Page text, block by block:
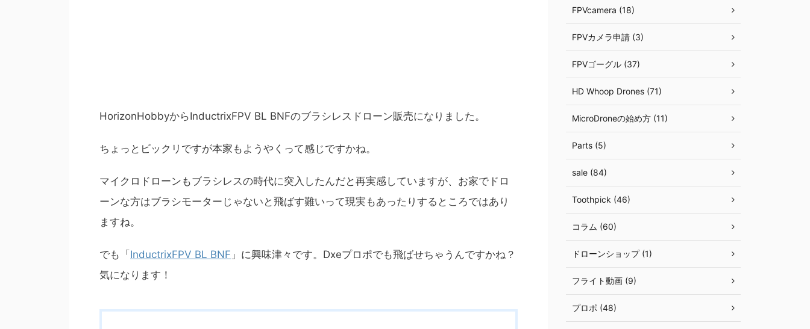
HorizonHobbyからInductrixFPV BL BNFのブラシレスドローン販売になりました。
ちょっとビックリですが本家もようやくって感じですかね。
マイクロドローンもブラシレスの時代に突入したんだと再実感していますが、お家でドロ
ーンな方はブラシモーターじゃないと飛ばす難いって現実もあったりするところではあり
ますね。
でも「 InductrixFPV BL BNF 」に興味津々です。Dxeプロポでも飛ばせちゃうんですかね？
気になります！
FPVcamera (18)
FPVカメラ申請 (3)
FPVゴーグル (37)
HD Whoop Drones (71)
MicroDroneの始め方 (11)
Parts (5)
sale (84)
Toothpick (46)
コラム (60)
ドローンショップ (1)
フライト動画 (9)
プロポ (48)